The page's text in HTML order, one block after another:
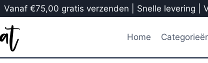
Vanaf €75,00 gratis verzenden | Snelle levering |
Home